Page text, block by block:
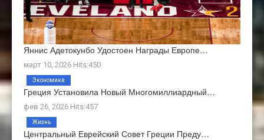
Яннис Адетокунбо Удостоен Награды Европе…
март 10, 2026 Hits:450
Греция Установила Новый Многомиллиардный…
фев 26, 2026 Hits:457
Экономика
Центральный Еврейский Совет Греции Преду…
Жизнь